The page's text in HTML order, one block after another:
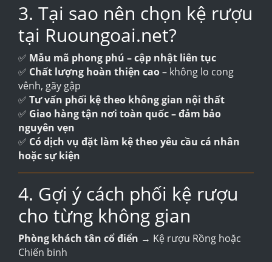
3. Tại sao nên chọn kệ rượu
tại Ruoungoai.net?
✅ Mẫu mã phong phú – cập nhật liên tục
✅ Chất lượng hoàn thiện cao– không lo cong
vênh, gãy gập
✅ Tư vấn phối kệ theo không gian nội thất
✅ Giao hàng tận nơi toàn quốc – đảm bảo
nguyên vẹn
✅ Có dịch vụ đặt làm kệ theo yêu cầu cá nhân
hoặc sự kiện
4. Gợi ý cách phối kệ rượu
cho từng không gian
Phòng khách tân cổ điển → Kệ rượu Rồng hoặc
Chiến binh